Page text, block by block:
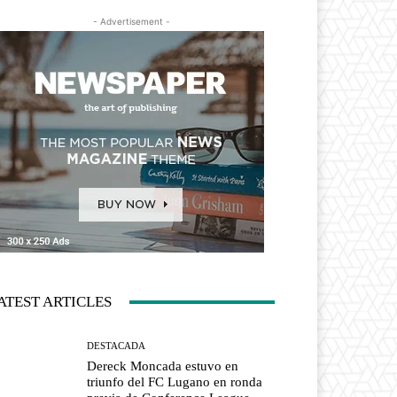
- Advertisement -
ARTICLES
DESTACADA
Dereck Moncada estuvo en
triunfo del FC Lugano en ronda